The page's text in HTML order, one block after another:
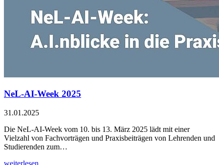
NeL-AI-Week 2025
31.01.2025
Die NeL-AI-Week vom 10. bis 13. März 2025 lädt mit einer
Vielzahl von Fachvorträgen und Praxisbeiträgen von Lehrenden und
Studierenden zum…
weiterlesen